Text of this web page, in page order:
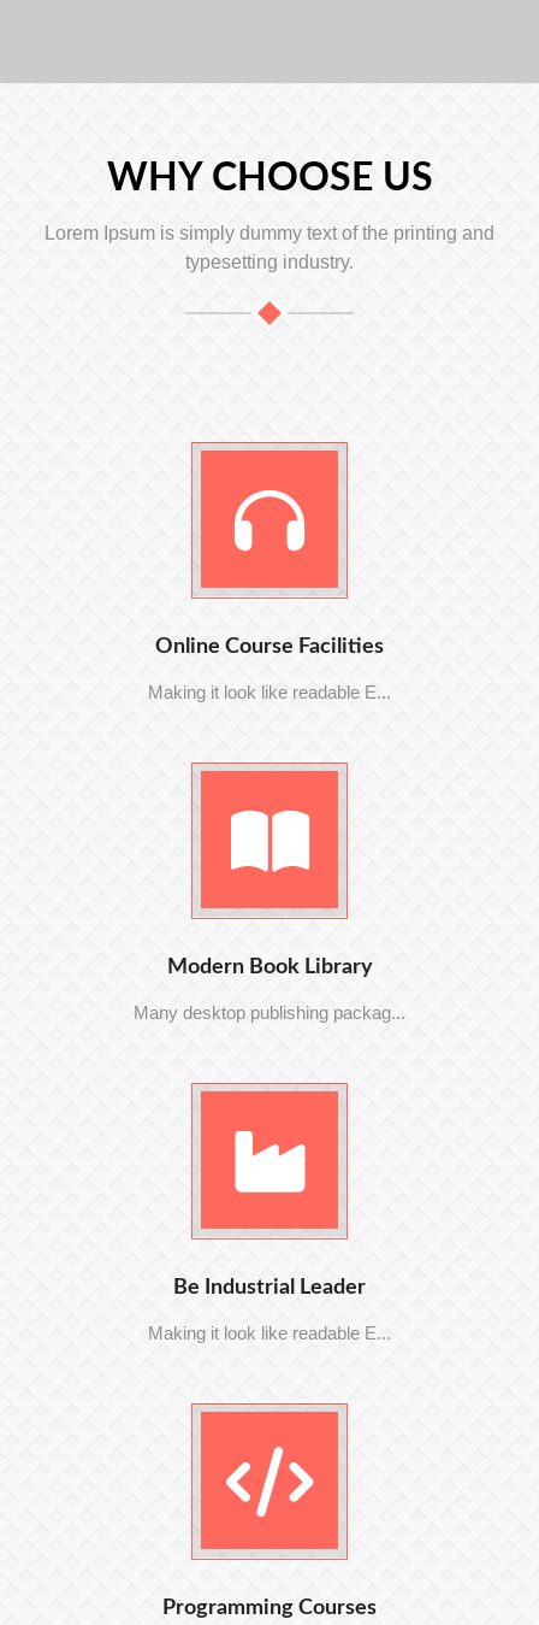
WHY CHOOSE US
Lorem Ipsum is simply dummy text of the printing and
typesetting industry.
Online Course Facilities
Making it look like readable E...
Modern Book Library
Many desktop publishing packag...
Be Industrial Leader
Making it look like readable E...
Programming Courses